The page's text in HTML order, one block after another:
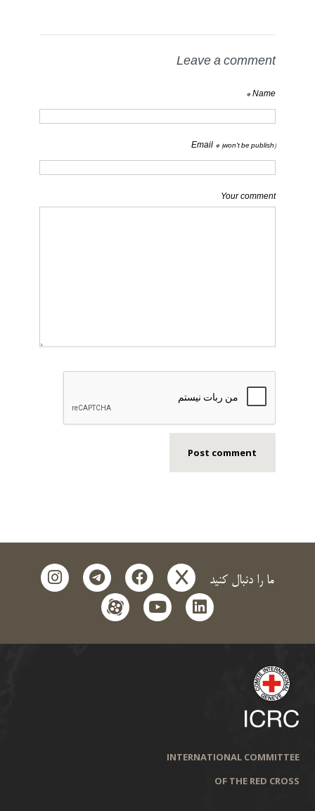
Leave a comment
Name *
Email * (won't be publish)
Your comment
ما را دنبال کنید x
facebook
telegram
instagram
linkedin
youtube
aparat
INTERNATIONAL COMMITTEE
OF THE RED CROSS